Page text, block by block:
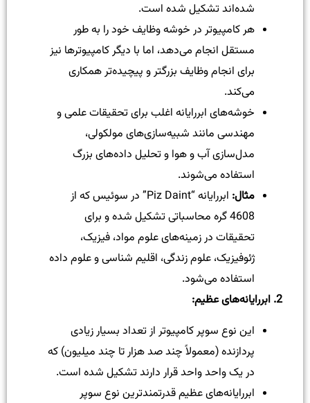
شده‌اند تشکیل شده است.
هر کامپیوتر در خوشه وظایف خود را به طور
مستقل انجام می‌دهد، اما با دیگر کامپیوترها نیز
برای انجام وظایف بزرگتر و پیچیده‌تر همکاری
می‌کند.
خوشه‌های ابررایانه اغلب برای تحقیقات علمی و
مهندسی مانند شبیه‌سازی‌های مولکولی،
مدل‌سازی آب و هوا و تحلیل داده‌های بزرگ
استفاده می‌شوند.
مثال:
ابررایانه “Piz Daint” در سوئیس که از
4608 گره محاسباتی تشکیل شده و برای
تحقیقات در زمینه‌های علوم مواد، فیزیک،
ژئوفیزیک، علوم زندگی، اقلیم شناسی و علوم داده
استفاده می‌شود.
2. ابررایانه‌های عظیم:
این نوع سوپر کامپیوتر از تعداد بسیار زیادی
پردازنده (معمولاً چند صد هزار تا چند میلیون) که
در یک واحد واحد قرار دارند تشکیل شده است.
ابررایانه‌های عظیم قدرتمندترین نوع سوپر